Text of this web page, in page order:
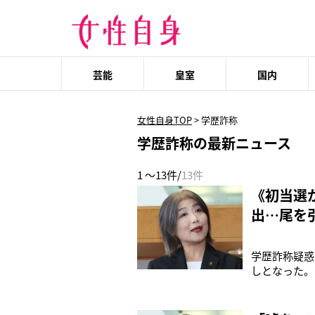
芸能 皇室 国内
女性自身TOP>学歴詐称
学歴詐称の最新ニュース
1 ～13件/13件
《初当
出…尾を
学歴詐称疑
しとなった